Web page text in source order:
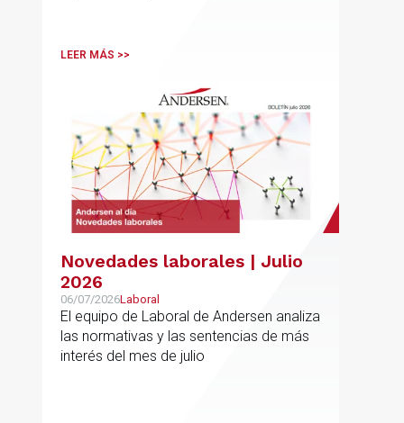
LEER MÁS >>
Novedades laborales | Julio
2026
06/07/2026Laboral
El equipo de Laboral de Andersen analiza
las normativas y las sentencias de más
interés del mes de julio